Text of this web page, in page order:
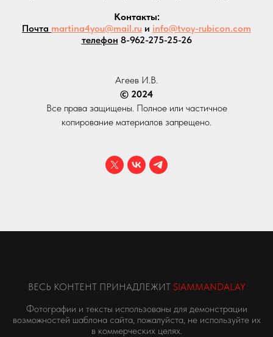
Контакты:
Почта martina4you@mail.ru и info@tvoy-rubicon.com
телефон 8-962-275-25-26
Агеев И.В.
© 2024
Все права защищены. Полное или частичное
копирование материалов запрещено.
ВЕСЬ КОНТЕНТ ПРИНАДЛЕЖИТ SIAMMANDALAY
Фотографии и тексты использованы для демонстрации
возможностей шаблона сайта, пожалуйста, не используйте их
в коммерческих целях.